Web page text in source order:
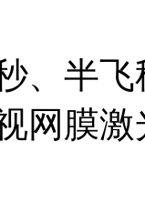
、半
网膜激